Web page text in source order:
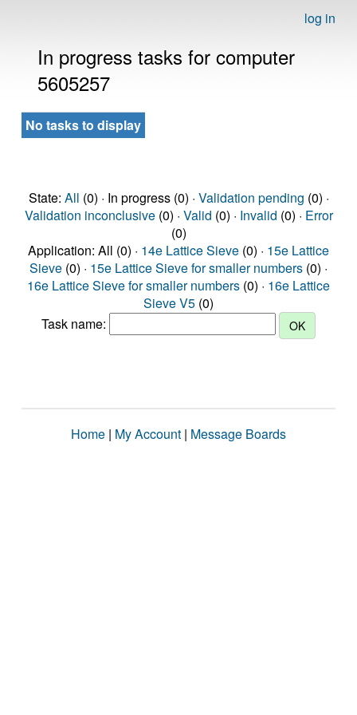
log in
In progress tasks for computer
5605257
No tasks to display
State: All (0) · In progress (0) · Validation pending (0) ·
Validation inconclusive(0) · Valid (0) · Invalid (0) · Error
(0)
Application: All (0) · 14e Lattice Sieve (0) · 15e Lattice
Sieve (0) · 15e Lattice Sieve for smaller numbers (0) ·
16e Lattice Sieve for smaller numbers (0) · 16e Lattice
Sieve V5 (0)
Task name:
Home | My Account | Message Boards